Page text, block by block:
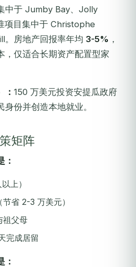
中于 Jumby Bay、Jolly
项目集中于 Christophe
房地产回报率年均 3-5% ，
，仅适合长期资产配置型家
： 150 万美元投资安提瓜政府
份并创造本地就业。
矩阵
：
上）
省 2-3 万美元）
祖父母
完成居留
：